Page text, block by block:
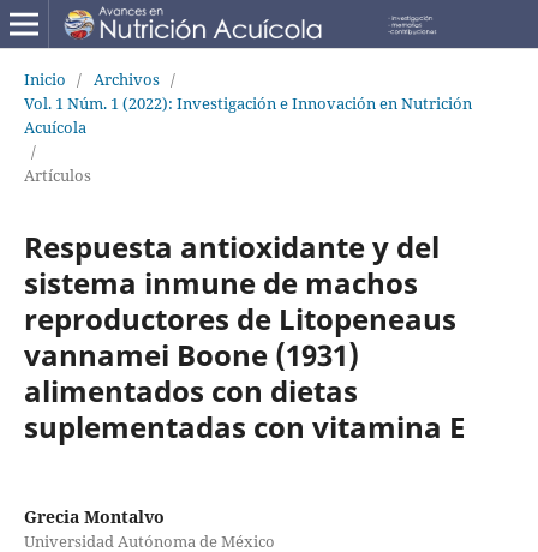
Inicio / Archivos /
Vol. 1 Núm. 1 (2022): Investigación e Innovación en Nutrición
Acuícola
/
Artículos
Respuesta antioxidante y del
sistema inmune de machos
reproductores de Litopeneaus
vannamei Boone (1931)
alimentados con dietas
suplementadas con vitamina E
Grecia Montalvo
Universidad Autónoma de México